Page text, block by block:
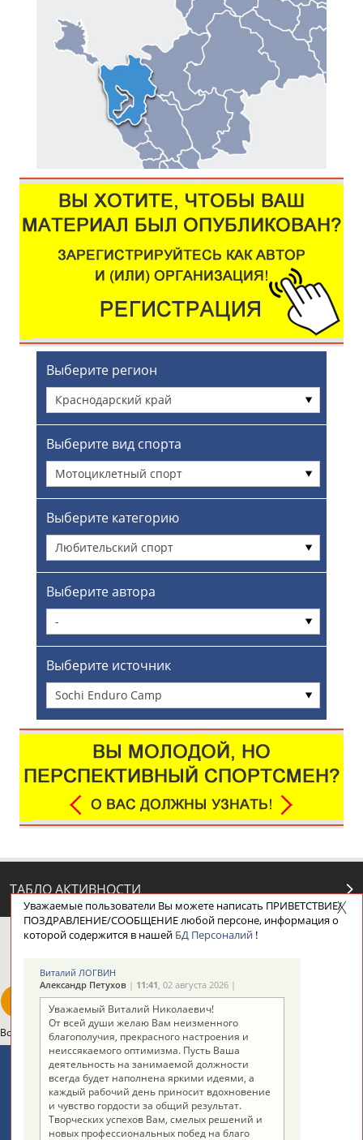
Выберите регион
Краснодарский край
Выберите вид спорта
Мотоциклетный спорт
Выберите категорию
Любительский спорт
Выберите автора
-
Выберите источник
Sochi Enduro Camp
ТАБЛО АКТИВНОСТИ
ЦЕЛИ ПРОЕКТА НАШИ КНОПКИ
Вопросы сотрудничества и совместной деятельности
Стадион, 1998-2026
Адресов в новостной рассылке: 996
Подпишись
Уважаемые пользователи Вы можете написать ПРИВЕТСТВИЕ/
ПОЗДРАВЛЕНИЕ/СООБЩЕНИЕ любой персоне, информация о
которой содержится в нашей БД Персоналий!
Виталий ЛОГВИН
Александр Петухов| 11:41, 02 августа 2026 |
Уважаемый Виталий Николаевич!
От всей души желаю Вам неизменного
благополучия, прекрасного настроения и
неиссякаемого оптимизма. Пусть Ваша
деятельность на занимаемой должности
всегда будет наполнена яркими идеями, а
каждый рабочий день приносит вдохновение
и чувство гордости за общий результат.
Творческих успехов Вам, смелых решений и
новых профессиональных побед на благо